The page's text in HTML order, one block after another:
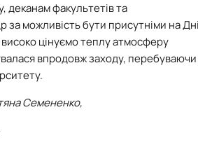
деканам факультетів та
за можливість бути присутніми на
цінуємо теплу атмосферу
впродовж заходу, перебуваючи
Семененко,